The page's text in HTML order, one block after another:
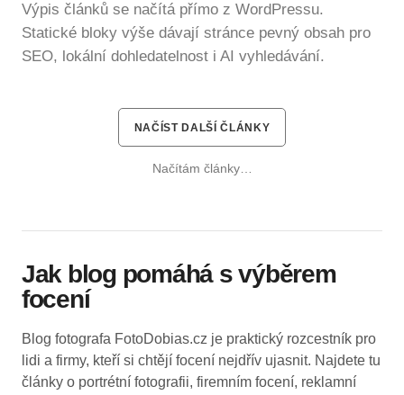
Výpis článků se načítá přímo z WordPressu.
Statické bloky výše dávají stránce pevný obsah pro
SEO, lokální dohledatelnost i AI vyhledávání.
NAČÍST DALŠÍ ČLÁNKY
Načítám články…
Jak blog pomáhá s výběrem
focení
Blog fotografa FotoDobias.cz je praktický rozcestník pro
lidi a firmy, kteří si chtějí focení nejdřív ujasnit. Najdete tu
články o portrétní fotografii, firemním focení, reklamní